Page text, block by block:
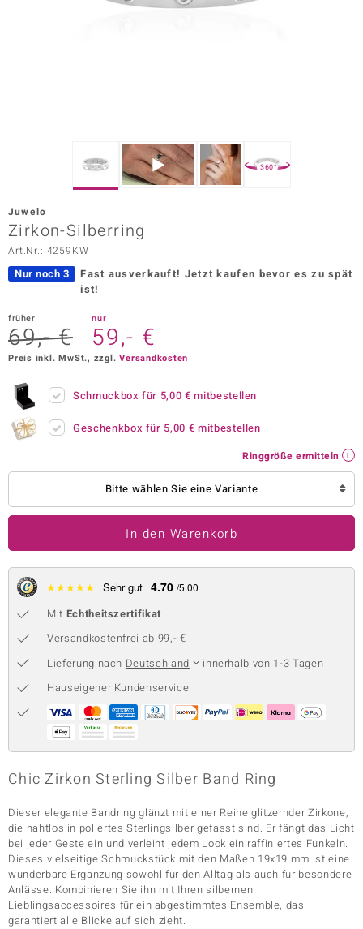
Vogue
BY DE MELO
Collection
Classics
360°
Juwelo
Zirkon-Silberring
Art.Nr.: 4259KW
Nur noch 3 Fast ausverkauft! Jetzt kaufen bevor es zu spät
ist!
früher
69,- €
nur
59,- €
Preis inkl. MwSt., zzgl.Versandkosten
Schmuckbox für 5,00 € mitbestellen
Geschenkbox für 5,00 € mitbestellen
Ringgröße ermitteln
Bitte wählen Sie eine Variante
In den Warenkorb
★★★★★ Sehr gut 4.70 /5.00
Mit Echtheitszertifikat
Versandkostenfrei ab 99,- €
Lieferung nach Deutschland
innerhalb von 1-3 Tagen
Hauseigener Kundenservice
Chic Zirkon Sterling Silber Band Ring
Dieser elegante Bandring glänzt mit einer Reihe glitzernder Zirkone,
die nahtlos in poliertes Sterlingsilber gefasst sind. Er fängt das Licht
bei jeder Geste ein und verleiht jedem Look ein raffiniertes Funkeln.
Dieses vielseitige Schmuckstück mit den Maßen 19x19 mm ist eine
wunderbare Ergänzung sowohl für den Alltag als auch für besondere
Anlässe. Kombinieren Sie ihn mit Ihren silbernen
Lieblingsaccessoires für ein abgestimmtes Ensemble, das
garantiert alle Blicke auf sich zieht.